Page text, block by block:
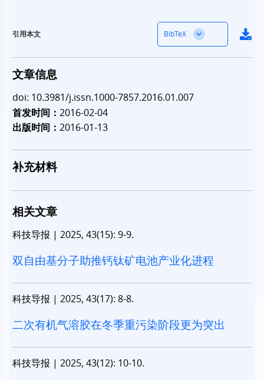
引用本文 BibTeX
文章信息
doi: 10.3981/j.issn.1000-7857.2016.01.007
首发时间：2016-02-04
出版时间：2016-01-13
补充材料
相关文章
科技导报 | 2025, 43(15): 9-9.
双自由基分子助推钙钛矿电池产业化进程
科技导报 | 2025, 43(17): 8-8.
二次有机气溶胶在冬季重污染阶段更为突出
科技导报 | 2025, 43(12): 10-10.